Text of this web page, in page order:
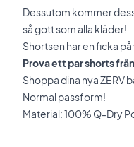
Dessutom kommer
så gott som alla kläder!
Shortsen har en ficka på
Prova ett par shorts
Shoppa dina nya ZERV
Normal passform!
Material: 100% Q-Dry